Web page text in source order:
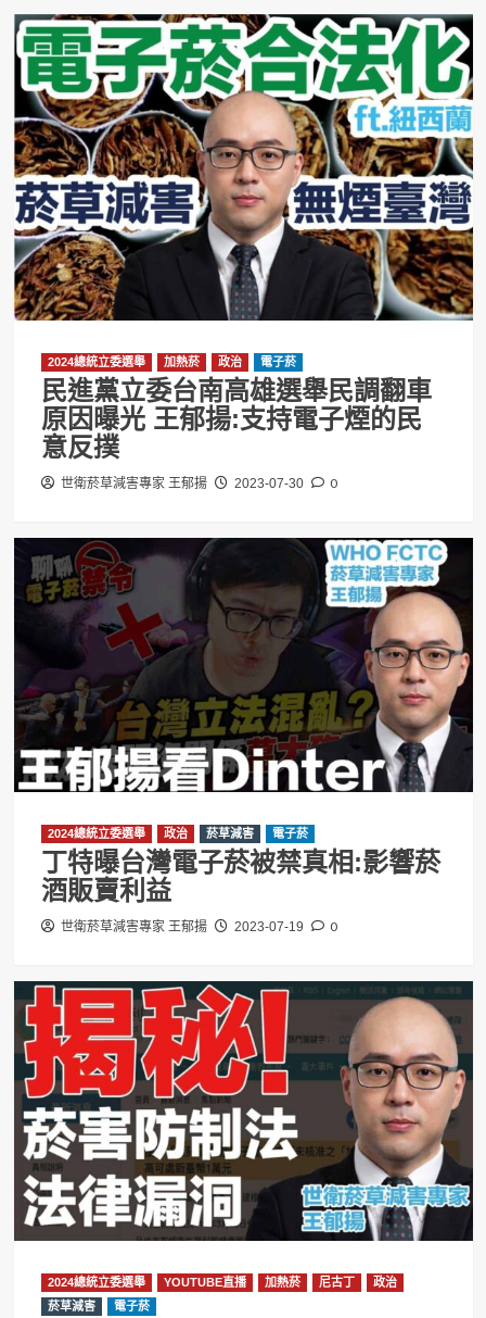
2024總統立委選舉 加熱菸 政治 電子菸
民進黨立委台南高雄選舉民調翻車
原因曝光 王郁揚:支持電子煙的民
意反撲
世衛菸草減害專家 王郁揚 2023-07-30 0
2024總統立委選舉 政治 菸草減害 電子菸
丁特曝台灣電子菸被禁真相:影響菸
酒販賣利益
世衛菸草減害專家 王郁揚 2023-07-19 0
2024總統立委選舉 YOUTUBE直播 加熱菸 尼古丁
政治
菸草減害
電子菸